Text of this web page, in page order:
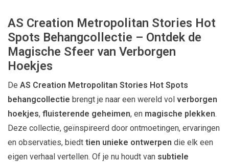
AS Creation Metropolitan Stories Hot
Spots Behangcollectie – Ontdek de
Magische Sfeer van Verborgen
Hoekjes
De AS Creation Metropolitan Stories Hot Spots
behangcollectie brengt je naar een wereld vol verborgen
hoekjes, fluisterende geheimen, en magische plekken.
Deze collectie, geïnspireerd door ontmoetingen, ervaringen
en observaties, biedt tien unieke ontwerpen die elk een
eigen verhaal vertellen. Of je nu houdt van subtiele